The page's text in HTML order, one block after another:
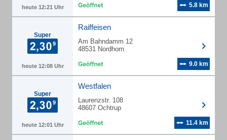
heute 12:21 Uhr 5.8 km
Super
heute 12:08 Uhr
Raiffeisen
Am Bahndamm 12
48531 Nordhorn
9.0 km
Super
heute 12:01 Uhr
Westfalen
Laurenzstr. 108
48607 Ochtrup
11.4 km